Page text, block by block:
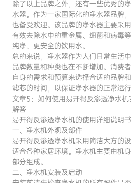
除了以上品牌之外，还有一些优秀的
水器。作为一家国际化的净水器品牌
也备受欢迎。该品牌的净水器主要采
有效去除水中的重金属、细菌和病毒
纯净、更安全的饮用水。
总的来说，净水器作为人们日常生活
品牌数量和种类也在不断增加。消费
自身的需求和预算来选择合适的品牌
滤芯的时间，以保证净水器的正常运行
文章5：如何使用易开得反渗透净水
解答
易开得反渗透净水机的使用详细说明书
一、净水机外观及部件
易开得反渗透净水机采用简洁大方的
适合各种家居环境。净水机主要由机
部分组成。
二、净水机安装及启动